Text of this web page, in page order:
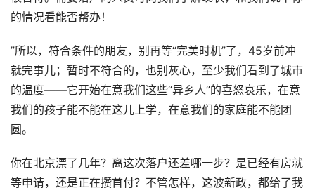
的情况看能否帮办！
”所以，符合条件的朋友，别再等“完美时机”了，45岁前冲
就完事儿；暂时不符合的，也别灰心，至少我们看到了城市
的温度——它开始在意我们这些“异乡人”的喜怒哀乐，在意
我们的孩子能不能在这儿上学，在意我们的家庭能不能团
圆。
你在北京漂了几年？离这次落户还差哪一步？是已经有房就
等申请，还是正在攒首付？不管怎样，这波新政，都给了我